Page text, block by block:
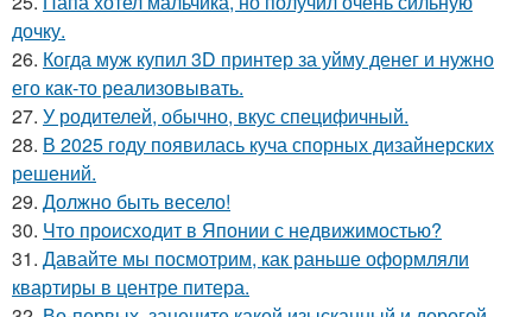
дочку.
26. Когда муж купил 3D принтер за уйму денег и нужно
его как-то реализовывать.
27. У родителей, обычно, вкус специфичный.
28. В 2025 году появилась куча спорных дизайнерских
решений.
29. Должно быть весело!
30. Что происходит в Японии с недвижимостью?
31. Давайте мы посмотрим, как раньше оформляли
квартиры в центре питера.